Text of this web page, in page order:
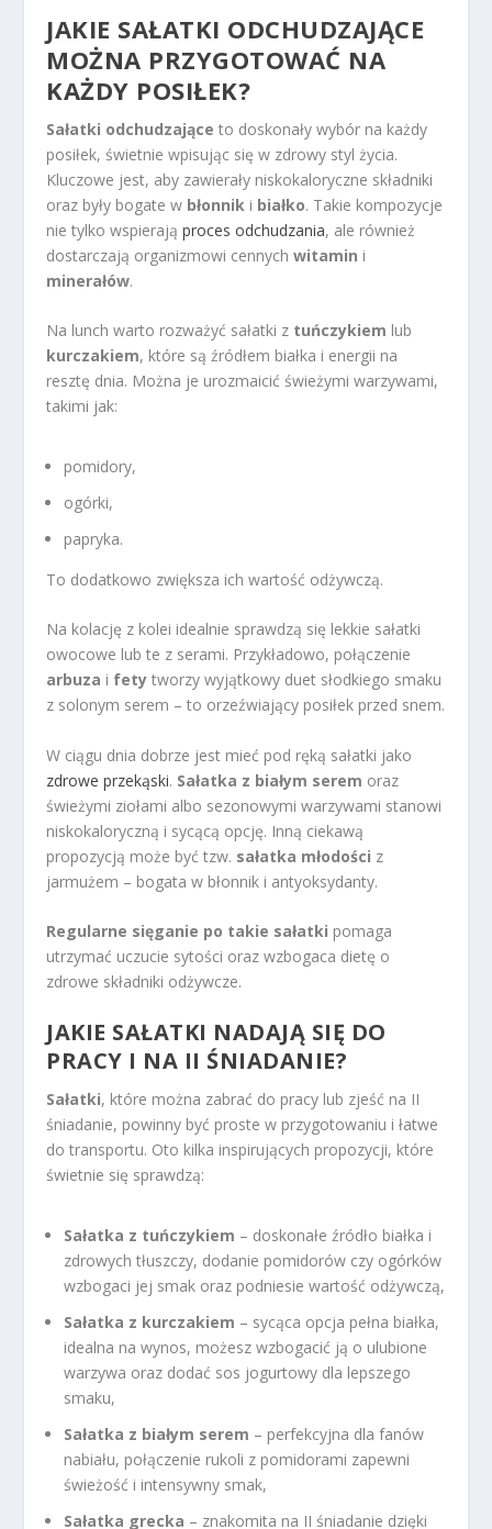
JAKIE SAŁATKI ODCHUDZAJĄCE
MOŻNA PRZYGOTOWAĆ NA
KAŻDY POSIŁEK?
Sałatki odchudzające to doskonały wybór na każdy
posiłek, świetnie wpisując się w zdrowy styl życia.
Kluczowe jest, aby zawierały niskokaloryczne składniki
oraz były bogate w błonnik i białko. Takie kompozycje
nie tylko wspierająproces odchudzania, ale również
dostarczają organizmowi cennychwitamin i
minerałów.
Na lunch warto rozważyć sałatki z tuńczykiem lub
kurczakiem, które są źródłem białka i energii na
resztę dnia. Można je urozmaicić świeżymi warzywami,
takimi jak:
pomidory,
ogórki,
papryka.
To dodatkowo zwiększa ich wartość odżywczą.
Na kolację z kolei idealnie sprawdzą się lekkie sałatki
owocowe lub te z serami. Przykładowo, połączenie
arbuza i fety tworzy wyjątkowy duet słodkiego smaku
z solonym serem – to orzeźwiający posiłek przed snem.
W ciągu dnia dobrze jest mieć pod ręką sałatki jako
zdrowe przekąski. Sałatka z białym serem oraz
świeżymi ziołami albo sezonowymi warzywami stanowi
niskokaloryczną i sycącą opcję. Inną ciekawą
propozycją może być tzw. sałatka młodości z
jarmużem – bogata w błonnik i antyoksydanty.
Regularne sięganie po takie sałatki pomaga
utrzymać uczucie sytości oraz wzbogaca dietę o
zdrowe składniki odżywcze.
JAKIE SAŁATKI NADAJĄ SIĘ DO
PRACY I NA II ŚNIADANIE?
Sałatki, które można zabrać do pracy lub zjeść na II
śniadanie, powinny być proste w przygotowaniu i łatwe
do transportu. Oto kilka inspirujących propozycji, które
świetnie się sprawdzą:
Sałatka z tuńczykiem – doskonałe źródło białka i
zdrowych tłuszczy, dodanie pomidorów czy ogórków
wzbogaci jej smak oraz podniesie wartość odżywczą,
Sałatka z kurczakiem – sycąca opcja pełna białka,
idealna na wynos, możesz wzbogacić ją o ulubione
warzywa oraz dodać sos jogurtowy dla lepszego
smaku,
Sałatka z białym serem – perfekcyjna dla fanów
nabiału, połączenie rukoli z pomidorami zapewni
świeżość i intensywny smak,
Sałatka grecka – znakomita na II śniadanie dzięki